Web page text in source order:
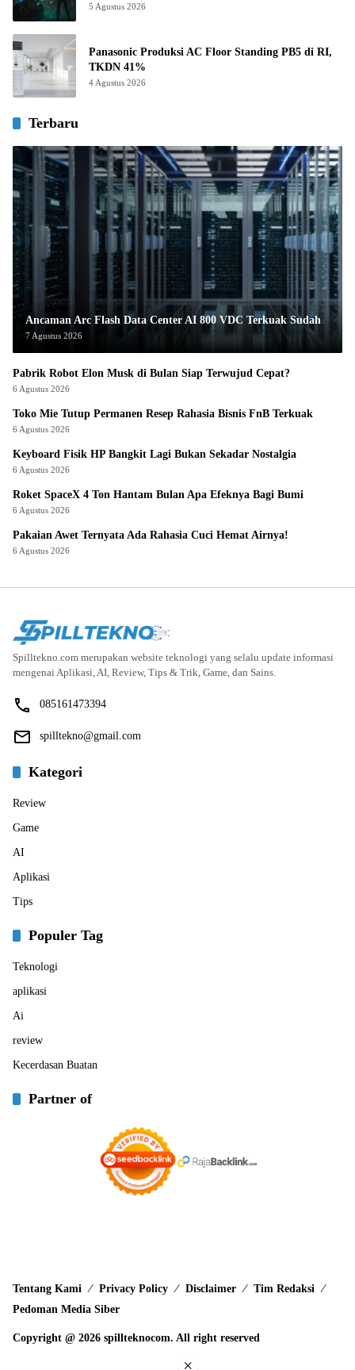
5 Agustus 2026
Panasonic Produksi AC Floor Standing PB5 di RI,
TKDN 41%
4 Agustus 2026
Terbaru
Ancaman Arc Flash Data Center AI 800 VDC Terkuak Sudah
7 Agustus 2026
Pabrik Robot Elon Musk di Bulan Siap Terwujud Cepat?
6 Agustus 2026
Toko Mie Tutup Permanen Resep Rahasia Bisnis FnB Terkuak
6 Agustus 2026
Keyboard Fisik HP Bangkit Lagi Bukan Sekadar Nostalgia
6 Agustus 2026
Roket SpaceX 4 Ton Hantam Bulan Apa Efeknya Bagi Bumi
6 Agustus 2026
Pakaian Awet Ternyata Ada Rahasia Cuci Hemat Airnya!
6 Agustus 2026
Spilltekno.com merupakan website teknologi yang selalu update informasi
mengenai Aplikasi, AI, Review, Tips & Trik, Game, dan Sains.
085161473394
spilltekno@gmail.com
Kategori
Review
Game
AI
Aplikasi
Tips
Populer Tag
Teknologi
aplikasi
Ai
review
Kecerdasan Buatan
Partner of
Tentang Kami Privacy Policy Disclaimer
Tim Redaksi
Pedoman Media Siber
Copyright @ 2026 spillteknocom. All right reserved
×